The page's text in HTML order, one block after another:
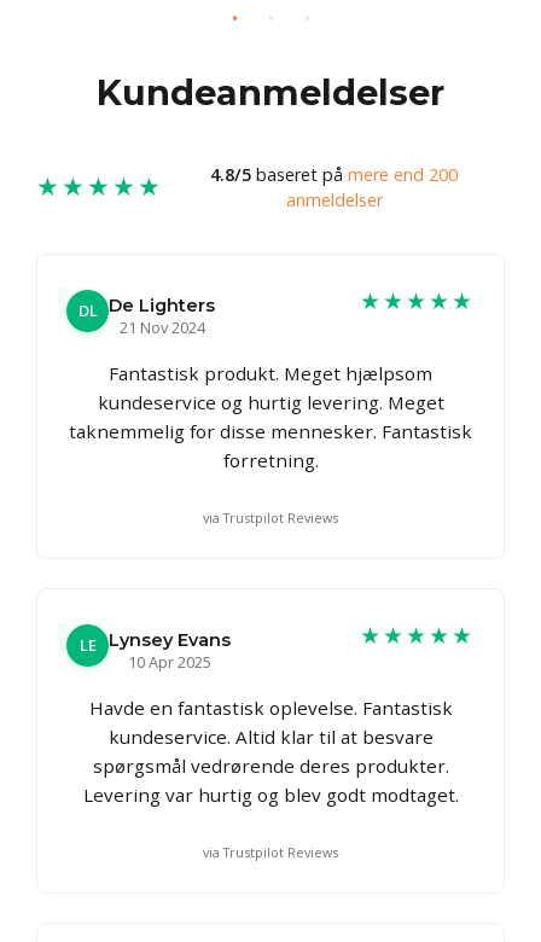
Kundeanmeldelser
★★★★★ 4.8/5 baseret på mere end 200
anmeldelser
DL De Lighters
21 Nov 2024
★★★★★
Fantastisk produkt. Meget hjælpsom
kundeservice og hurtig levering. Meget
taknemmelig for disse mennesker. Fantastisk
forretning.
via Trustpilot Reviews
LE
Lynsey Evans
10 Apr 2025
★★★★★
Havde en fantastisk oplevelse. Fantastisk
kundeservice. Altid klar til at besvare
spørgsmål vedrørende deres produkter.
Levering var hurtig og blev godt modtaget.
via Trustpilot Reviews